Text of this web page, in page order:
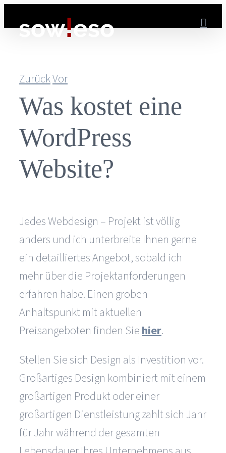
Inhalt
ZurückVor
Was kostet eine
WordPress
Website?
Jedes Webdesign – Projekt ist völlig
anders und ich unterbreite Ihnen gerne
ein detailliertes Angebot, sobald ich
mehr über die Projektanforderungen
erfahren habe. Einen groben
Anhaltspunkt mit aktuellen
Preisangeboten finden Siehier.
Stellen Sie sich Design als Investition vor.
Großartiges Design kombiniert mit einem
großartigen Produkt oder einer
großartigen Dienstleistung zahlt sich Jahr
für Jahr während der gesamten